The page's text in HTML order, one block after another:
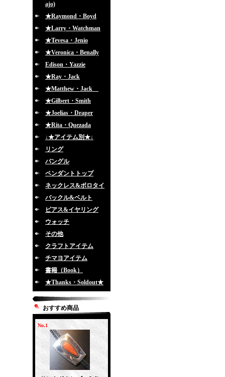
ajo)
★Raymond・Boyd
★Larry・Watchman
★Tevesa・Jenio
★Veronica・Benally
Edison・Yazzie
★Ray・Jack
★Matthew・Jack
★Gilbert・Smith
★Joelias・Draper
★Rita・Quezada
↓★アイテム別★↓
リング
バングル
ペンダントトップ
ネックレス&ボロタイ
バックル&ベルト
ピアス&イヤリング
ウォッチ
その他
クラフトアイテム
チマヨアイテム
書籍（Book）
★Thanks・Soldout★
おすすめ商品
No.1